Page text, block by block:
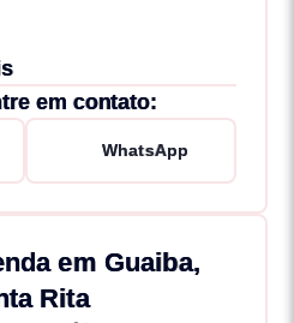
em contato:
WhatsApp
em Guaiba,
Rita